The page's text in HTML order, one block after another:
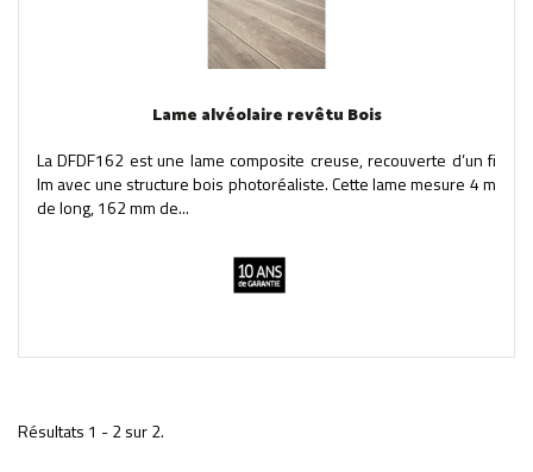
Lame alvéolaire revêtu Bois
La DFDF162 est une lame composite creuse, recouverte d’un fi
lm avec une structure bois photoréaliste. Cette lame mesure 4 m
de long, 162 mm de...
Résultats 1 - 2 sur 2.